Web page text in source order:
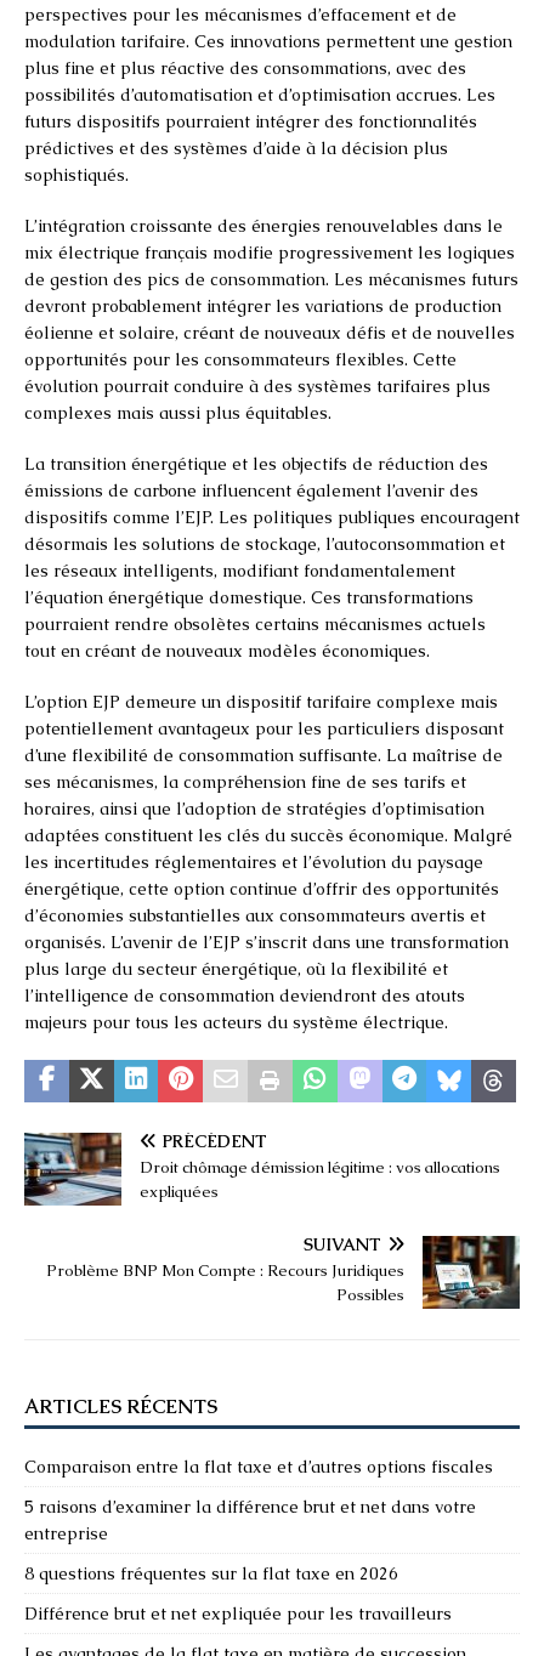
perspectives pour les mécanismes d’effacement et de
modulation tarifaire. Ces innovations permettent une gestion
plus fine et plus réactive des consommations, avec des
possibilités d’automatisation et d’optimisation accrues. Les
futurs dispositifs pourraient intégrer des fonctionnalités
prédictives et des systèmes d’aide à la décision plus
sophistiqués.
L’intégration croissante des énergies renouvelables dans le
mix électrique français modifie progressivement les logiques
de gestion des pics de consommation. Les mécanismes futurs
devront probablement intégrer les variations de production
éolienne et solaire, créant de nouveaux défis et de nouvelles
opportunités pour les consommateurs flexibles. Cette
évolution pourrait conduire à des systèmes tarifaires plus
complexes mais aussi plus équitables.
La transition énergétique et les objectifs de réduction des
émissions de carbone influencent également l’avenir des
dispositifs comme l’EJP. Les politiques publiques encouragent
désormais les solutions de stockage, l’autoconsommation et
les réseaux intelligents, modifiant fondamentalement
l’équation énergétique domestique. Ces transformations
pourraient rendre obsolètes certains mécanismes actuels
tout en créant de nouveaux modèles économiques.
L’option EJP demeure un dispositif tarifaire complexe mais
potentiellement avantageux pour les particuliers disposant
d’une flexibilité de consommation suffisante. La maîtrise de
ses mécanismes, la compréhension fine de ses tarifs et
horaires, ainsi que l’adoption de stratégies d’optimisation
adaptées constituent les clés du succès économique. Malgré
les incertitudes réglementaires et l’évolution du paysage
énergétique, cette option continue d’offrir des opportunités
d’économies substantielles aux consommateurs avertis et
organisés. L’avenir de l’EJP s’inscrit dans une transformation
plus large du secteur énergétique, où la flexibilité et
l’intelligence de consommation deviendront des atouts
majeurs pour tous les acteurs du système électrique.
PRÉCÉDENT
Droit chômage démission légitime : vos allocations
expliquées
SUIVANT
Problème BNP Mon Compte : Recours Juridiques
Possibles
ARTICLES RÉCENTS
Comparaison entre la flat taxe et d’autres options fiscales
5 raisons d’examiner la différence brut et net dans votre
entreprise
8 questions fréquentes sur la flat taxe en 2026
Différence brut et net expliquée pour les travailleurs